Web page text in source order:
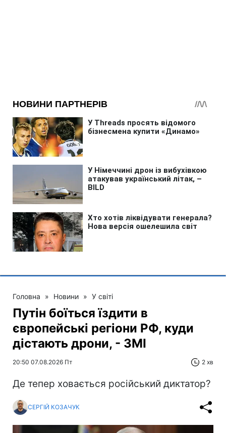
Головна » Новини » У світі
Путін боїться їздити в
європейські регіони РФ, куди
дістають дрони, - ЗМІ
20:50 07.08.2026 Пт 2 хв
Де тепер ховається російський диктатор?
СЕРГІЙ КОЗАЧУК